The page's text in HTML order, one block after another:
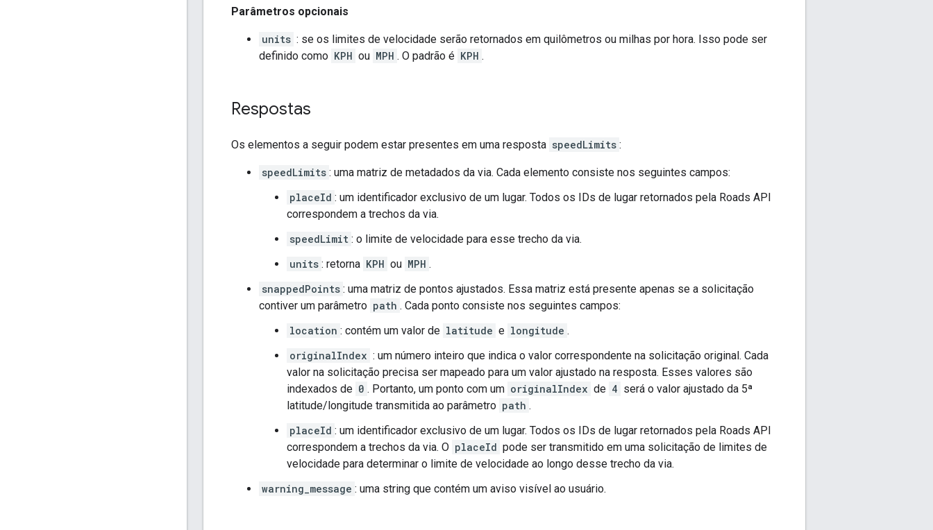
Parâmetros opcionais
units : se os limites de velocidade serão retornados em quilômetros ou milhas por hora. Isso pode ser
definido como KPH ou MPH . O padrão é KPH .
Respostas
Os elementos a seguir podem estar presentes em uma resposta speedLimits :
speedLimits : uma matriz de metadados da via. Cada elemento consiste nos seguintes campos:
placeId : um identificador exclusivo de um lugar. Todos os IDs de lugar retornados pela Roads API
correspondem a trechos da via.
speedLimit : o limite de velocidade para esse trecho da via.
units : retorna KPH ou MPH .
snappedPoints : uma matriz de pontos ajustados. Essa matriz está presente apenas se a solicitação
contiver um parâmetro path . Cada ponto consiste nos seguintes campos:
location : contém um valor de latitude e longitude .
originalIndex : um número inteiro que indica o valor correspondente na solicitação original. Cada
valor na solicitação precisa ser mapeado para um valor ajustado na resposta. Esses valores são
indexados de 0 . Portanto, um ponto com um originalIndex de 4 será o valor ajustado da 5ª
latitude/longitude transmitida ao parâmetro path .
placeId : um identificador exclusivo de um lugar. Todos os IDs de lugar retornados pela Roads API
correspondem a trechos da via. O placeId pode ser transmitido em uma solicitação de limites de
velocidade para determinar o limite de velocidade ao longo desse trecho da via.
warning_message : uma string que contém um aviso visível ao usuário.